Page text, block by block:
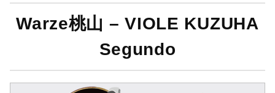
Warze桃山 – VIOLE KUZUHA
Segundo